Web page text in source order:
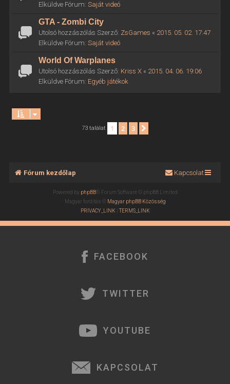
Elküldve Fórum: Saját videó
GTA - Zombi City
Utolsó hozzászólás Szerző: ZsGames « 2015. 05. 02. 17:47
Elküldve Fórum: Saját videó
World Of Warplanes
Utolsó hozzászólás Szerző: Kriss X« 2015. 04. 06. 19:06
Elküldve Fórum: Egyéb játékok
73 találat 1 2 3
Fórum kezdőlap Kapcsolat
Powered by phpBB® Forum Software © phpBB Limited
Magyar fordítás ©
Magyar phpBB Közösség
PRIVACY_LINK| TERMS_LINK
FACEBOOK
TWITTER
YOUTUBE
KAPCSOLAT